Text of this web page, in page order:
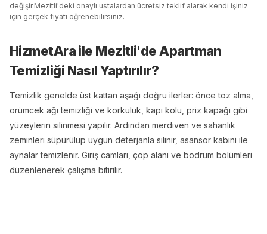
değişir.Mezitli'deki onaylı ustalardan ücretsiz teklif alarak kendi işiniz
için gerçek fiyatı öğrenebilirsiniz.
HizmetAra ile Mezitli'de Apartman
Temizliği Nasıl Yaptırılır?
Temizlik genelde üst kattan aşağı doğru ilerler: önce toz alma,
örümcek ağı temizliği ve korkuluk, kapı kolu, priz kapağı gibi
yüzeylerin silinmesi yapılır. Ardından merdiven ve sahanlık
zeminleri süpürülüp uygun deterjanla silinir, asansör kabini ile
aynalar temizlenir. Giriş camları, çöp alanı ve bodrum bölümleri
düzenlenerek çalışma bitirilir.